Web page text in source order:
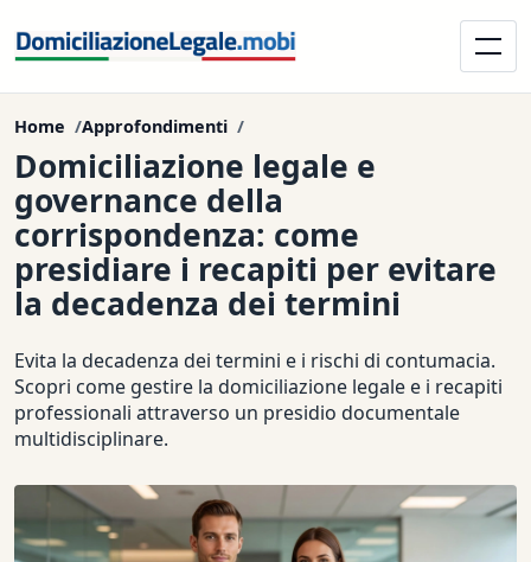
Home Approfondimenti
Domiciliazione legale e
governance della
corrispondenza: come
presidiare i recapiti per evitare
la decadenza dei termini
Evita la decadenza dei termini e i rischi di contumacia.
Scopri come gestire la domiciliazione legale e i recapiti
professionali attraverso un presidio documentale
multidisciplinare.